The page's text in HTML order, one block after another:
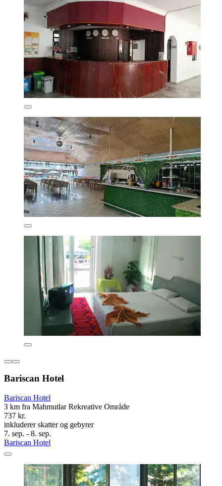
Bariscan Hotel
Bariscan Hotel
3 km fra Mahmutlar Rekreative Område
737 kr.
inkluderer skatter og gebyrer
7. sep. - 8. sep.
Bariscan Hotel